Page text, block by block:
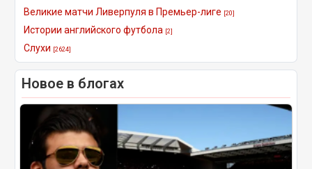
Великие матчи Ливерпуля в Премьер-лиге [20]
Истории английского футбола [2]
Слухи [2624]
Новое в блогах